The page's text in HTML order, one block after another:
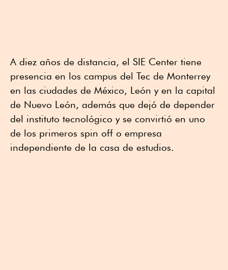
A diez años de distancia, el SIE Center tiene
presencia en los campus del Tec de Monterrey
en las ciudades de México, León y en la capital
de Nuevo León, además que dejó de depender
del instituto tecnológico y se convirtió en uno
de los primeros spin off o empresa
independiente de la casa de estudios.